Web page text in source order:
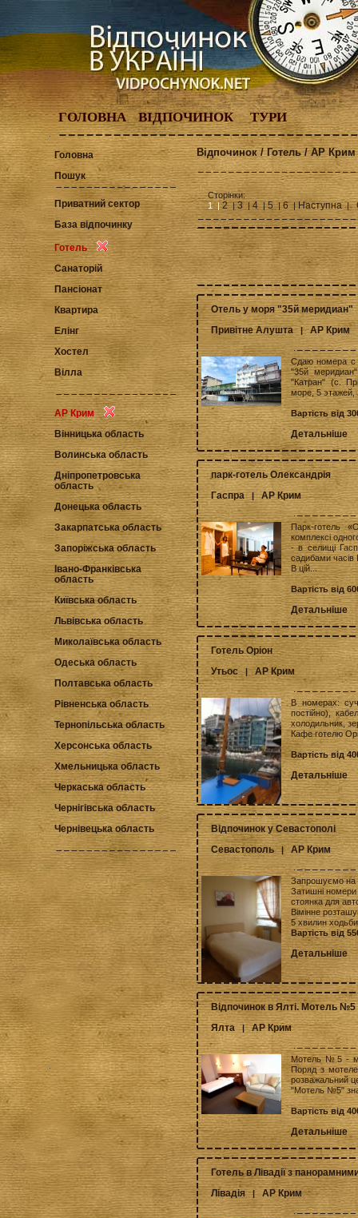
ГОЛОВНА ВІДПОЧИНОК ТУРИ
Головна
Пошук
Приватний сектор
База відпочинку
Готель
Санаторій
Пансіонат
Квартира
Елінг
Хостел
Вілла
АР Крим
Вінницька область
Волинська область
Дніпропетровська
область
Донецька область
Закарпатська область
Запоріжська область
Івано-Франківська
область
Київська область
Львівська область
Миколаївська область
Одеська область
Полтавська область
Рівненська область
Тернопільська область
Херсонська область
Хмельницька область
Черкаська область
Чернігівська область
Чернівецька область
Відпочинок / Готель / АР Крим
Сторінки:
1 | 2|3| 4|5|6| Наступна|
Отель у моря "35й меридиан"
Привітне Алушта |АР Крим
Сдаю номера с
"35й
"Катран" (с.
море, 5
Вартість від
Детальніше
парк-готель Олександрія
Гаспра |АР Крим
Парк-готель
комплексі
- в селищі
садибами часів
В цій...
Вартість від
Детальніше
Готель Оріон
Утьос |АР Крим
В номерах:
постійно),
холодильник,
Кафе готелю
Вартість від
Детальніше
Відпочинок у Севастополі
Севастополь | АР Крим
Запрошуємо на
Затишні номери
стоянка для
Вімінне
5 хвилин
Вартість від
Детальніше
Відпочинок в Ялті. Мотель №5
Ялта |АР Крим
Мотель №5 -
Поряд з
розважальний
"Мотель №5"
Вартість від
Детальніше
Готель в Лівадії з
Лівадія | АР Крим